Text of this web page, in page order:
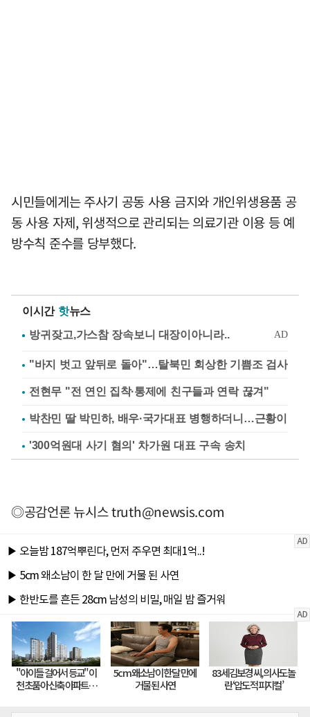
시민들에게는 주사기 공동 사용 금지와 개인위생용품 공
동 사용 자제, 위생적으로 관리되는 의료기관 이용 등 예
방수칙 준수를 당부했다.
이시간 핫뉴스
"바지 벗고 앞뒤로 돌아"…탈북민 회상한 기쁨조 검사
전현무 "전 연인 집착·통제에 친구들과 연락 끊겨"
박찬민 딸 박민하, 배우·국가대표 병행하더니…근황이
'300억원대 사기 혐의' 차가원 대표 구속 송치
◎공감언론 뉴시스truth@newsis.com